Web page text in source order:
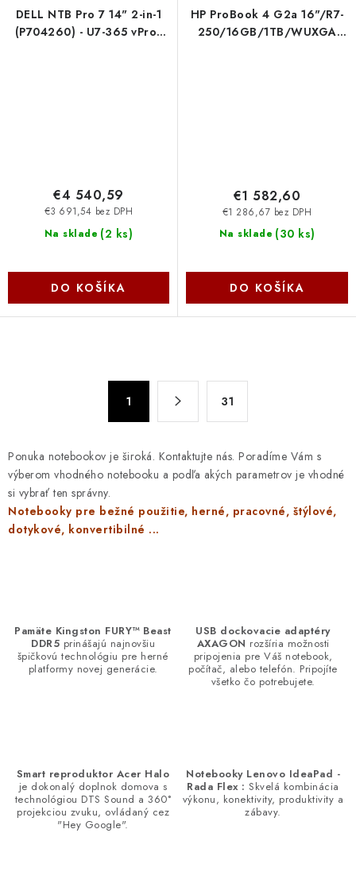
DELL NTB Pro 7 14" 2-in-1
(P704260) - U7-365 vPro/
Na sklade (2 ks)
€3 691,54 bez DPH
€4 540,59
DO KOŠÍKA
HP ProBook 4 G2a 16"/R7-
250/16GB/1TB/WUXGA
Na sklade (30 ks)
€1 286,67 bez DPH
€1 582,60
DO KOŠÍKA
d
a
c
i
e
y
á
n
k
o
v
1 31
Ponuka notebookov je široká. Kontaktujte nás. Poradíme Vám s
výberom vhodného notebooku a podľa akých parametrov je vhodné
si vybrať ten správny.
Notebooky pre bežné použitie, herné, pracovné, štýlové,
dotykové, konvertibilné ...
Pamäte Kingston FURY™ Beast
DDR5 prinášajú najnovšiu
špičkovú technológiu pre herné
platformy novej generácie.
USB dockovacie adaptéry
AXAGON rozšíria možnosti
pripojenia pre Váš notebook,
počítač, alebo telefón. Pripojíte
všetko čo potrebujete.
Smart reproduktor Acer Halo
je dokonalý doplnok domova s
technológiou DTS Sound a 360°
projekciou zvuku, ovládaný cez
"Hey Google".
Notebooky Lenovo IdeaPad -
Rada Flex : Skvelá kombinácia
výkonu, konektivity, produktivity a
zábavy.